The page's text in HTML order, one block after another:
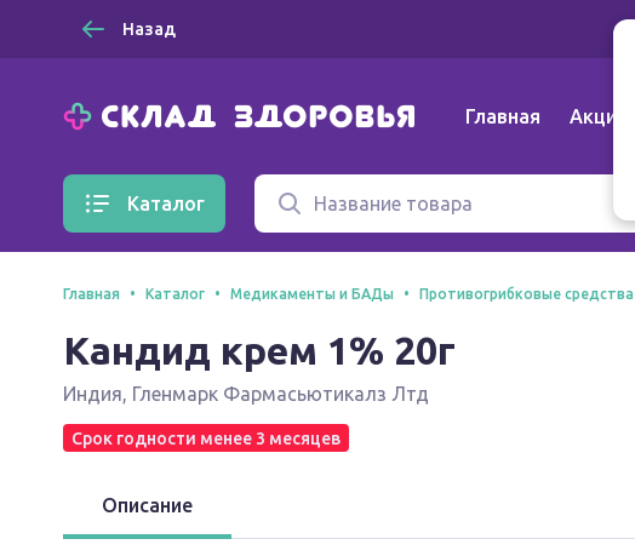
Назад
Главная Акции
Каталог
Главная Каталог Медикаменты и БАДы Противогрибковые средства
Кандид крем 1% 20г
Индия, Гленмарк Фармасьютикалз Лтд
Срок годности менее 3 месяцев
Описание